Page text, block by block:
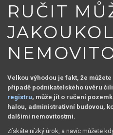
RUČIT
Velkou výhodou je fakt, že
případě podnikatelského úvěru čili
registru, může jít o ručení
halou, administrativní budovou,
dalšími nemovitostmi.
Získáte nízký úrok, a navíc můžete